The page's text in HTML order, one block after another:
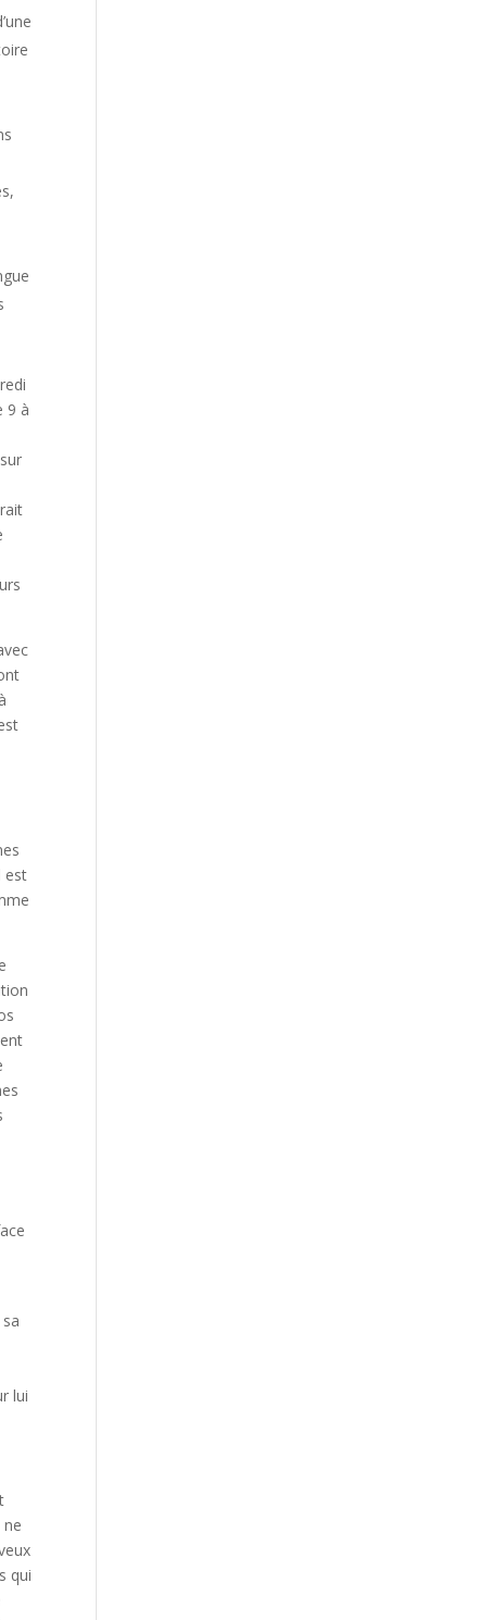
9 à
est
lui
qui